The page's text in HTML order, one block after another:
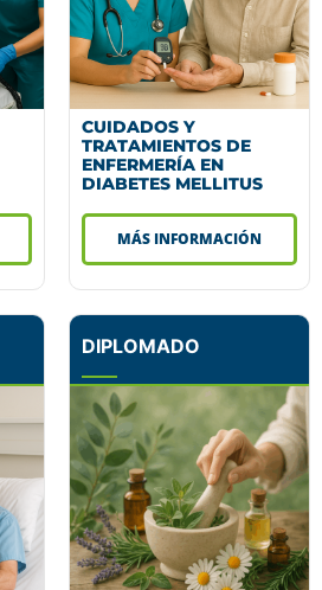
CUIDADOS Y
TRATAMIENTOS DE
ENFERMERÍA EN
DIABETES MELLITUS
MÁS INFORMACIÓN
DIPLOMADO